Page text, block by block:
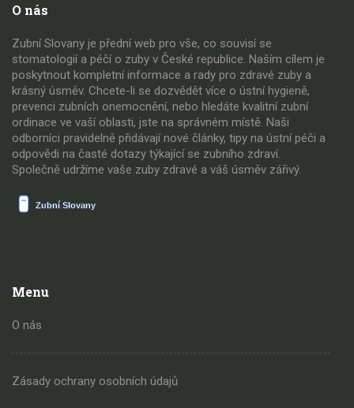
O nás
Zubní Slovany je přední web pro vše, co souvisí se
stomatologií a péčí o zuby v České republice. Naším cílem je
poskytnout kompletní informace a rady pro zdravé zuby a
krásný úsměv. Chcete-li se dozvědět více o ústní hygieně,
prevenci zubních onemocnění, nebo hledáte kvalitní zubní
ordinace ve vaší oblasti, jste na správném místě. Naši
odborníci pravidelně přidávají nové články, tipy na ústní péči a
odpovědi na časté dotazy týkající se zubního zdraví.
Společně udržíme vaše zuby zdravé a váš úsměv zářivý.
Menu
O nás
Zásady ochrany osobních údajů